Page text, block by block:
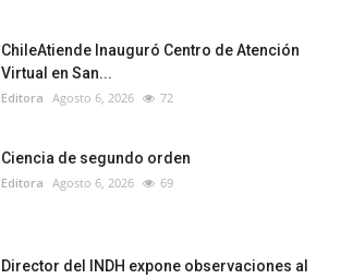
ChileAtiende Inauguró Centro de Atención
Virtual en San...
Editora Agosto 6, 2026 72
Ciencia de segundo orden
Editora Agosto 6, 2026 69
Director del INDH expone observaciones al